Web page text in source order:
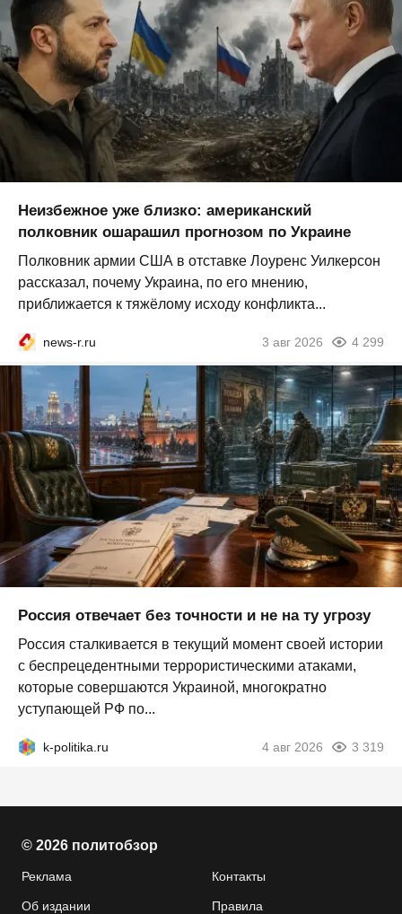
Неизбежное уже близко: американский
полковник ошарашил прогнозом по Украине
Полковник армии США в отставке Лоуренс Уилкерсон
рассказал, почему Украина, по его мнению,
приближается к тяжёлому исходу конфликта...
news-r.ru 3 авг 2026 4 299
Россия отвечает без точности и не на ту угрозу
Россия сталкивается в текущий момент своей истории
с беспрецедентными террористическими атаками,
которые совершаются Украиной, многократно
уступающей РФ по...
k-politika.ru 4 авг 2026 3 319
© 2026 политобзор
Реклама Контакты
Об издании Правила